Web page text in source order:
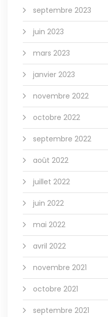
septembre 2023
juin 2023
mars 2023
janvier 2023
novembre 2022
octobre 2022
septembre 2022
août 2022
juillet 2022
juin 2022
mai 2022
avril 2022
novembre 2021
octobre 2021
septembre 2021